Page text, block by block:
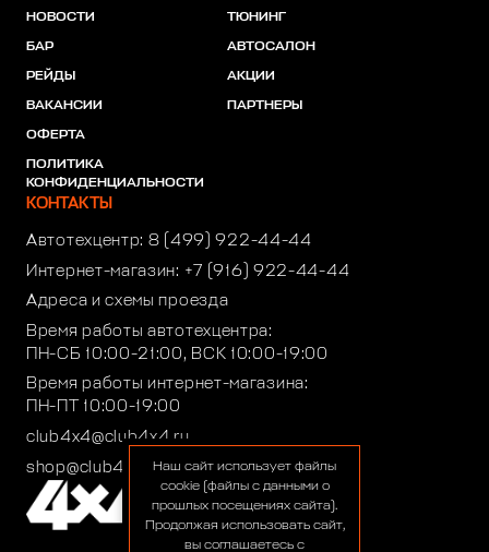
НОВОСТИ
БАР
РЕЙДЫ
ВАКАНСИИ
ОФЕРТА
ПОЛИТИКА
КОНФИДЕНЦИАЛЬНОСТИ
ТЮНИНГ
АВТОСАЛОН
АКЦИИ
ПАРТНЕРЫ
КОНТАКТЫ
Автотехцентр: 8 (499) 922-44-44
Интернет-магазин: +7 (916) 922-44-44
Адреса и схемы проезда
Время работы автотехцентра:
ПН-СБ 10:00-21:00, ВСК 10:00-19:00
Время работы интернет-магазина:
ПН-ПТ 10:00-19:00
club4x4@club4x4.ru
shop@club4x4.ruНаш сайт использует файлы
cookie (файлы с данными о
прошлых посещениях сайта).
Продолжая использовать сайт,
вы соглашаетесь с